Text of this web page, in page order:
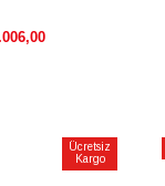
Ücretsiz
Kargo